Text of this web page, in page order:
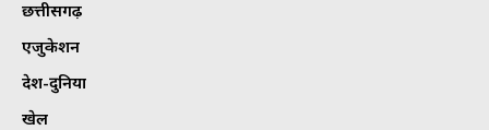
छत्तीसगढ़
एजुकेशन
देश-दुनिया
खेल